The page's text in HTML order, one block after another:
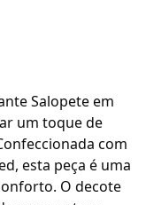
Salopete em
um toque de
com
esta peça é uma
O decote